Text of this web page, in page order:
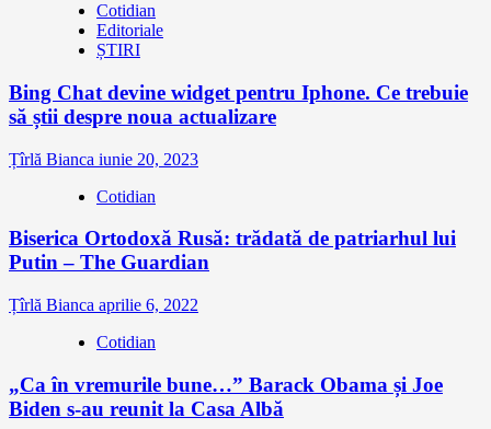
Cotidian
Editoriale
ȘTIRI
Bing Chat devine widget pentru Iphone. Ce trebuie
să știi despre noua actualizare
Țîrlă Bianca iunie 20, 2023
Cotidian
Biserica Ortodoxă Rusă: trădată de patriarhul lui
Putin – The Guardian
Țîrlă Bianca aprilie 6, 2022
Cotidian
„Ca în vremurile bune…” Barack Obama și Joe
Biden s-au reunit la Casa Albă